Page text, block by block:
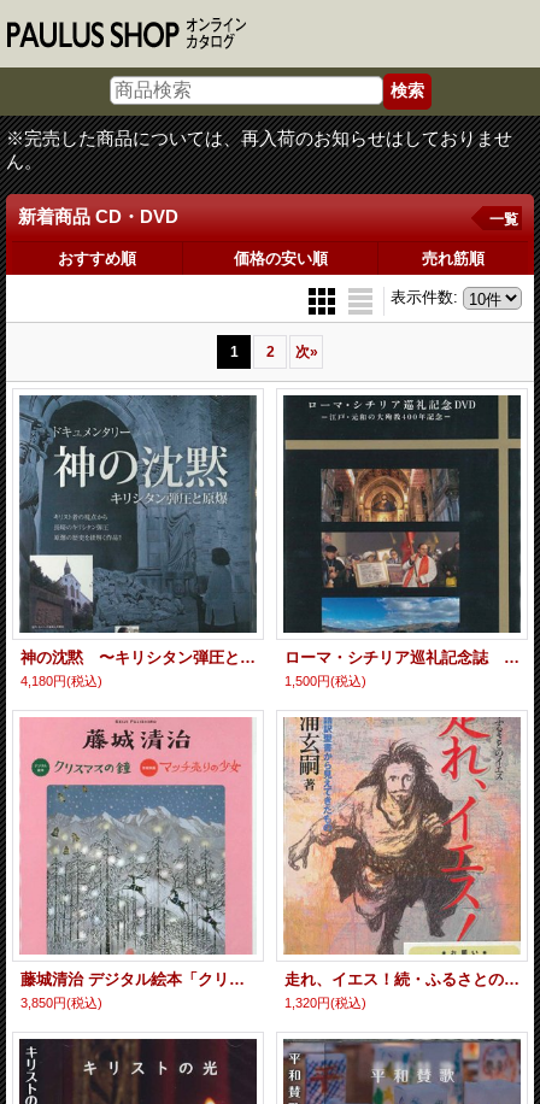
※完売した商品については、再入荷のお知らせはしておりませ
ん。
新着商品 CD・DVD 一覧
おすすめ順 価格の安い順 売れ筋順
表示件数:
1 2 次»
神の沈黙 〜キリシタン弾圧と原爆〜 目からうろこシリーズ［DVD］
4,180円(税込)
ローマ・シチリア巡礼記念誌 ー江戸・元和の大殉教400年記念ー ［DVD］
1,500円(税込)
藤城清治 デジタル絵本「クリスマスの鐘」 影絵映画「マッチ売りの少女」 [DVD]
3,850円(税込)
走れ、イエス！続・ふるさとのイエス 山浦玄嗣（Windows専用） [DVD]
1,320円(税込)